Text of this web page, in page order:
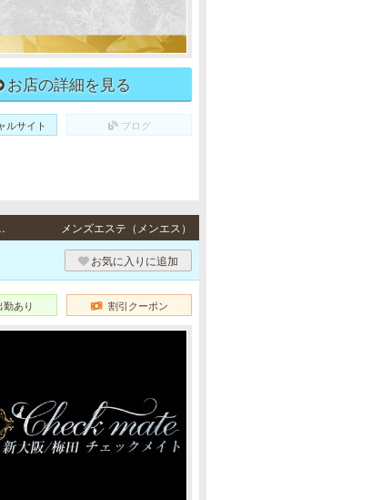
お店の詳細を見る
ルサイト ブログ
10分・地下鉄御堂筋線「西中島南方駅」より徒歩3分、阪急京都本線「南方駅」より徒歩3分 メンズエステ（メンエス）
お気に入りに追加
勤あり 割引クーポン